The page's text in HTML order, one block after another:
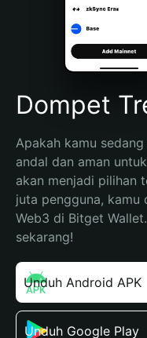
Português (Brasil)
Español (Argentina)
Dompet
Apakah kamu
andal dan aman
akan menjadi pilihan
juta pengguna, kamu
Web3 di Bitget
sekarang!
Unduh Android APK
Unduh Google Play